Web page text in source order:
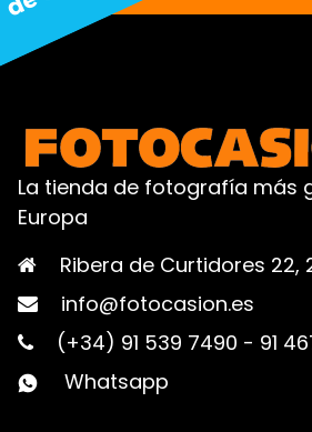
La tienda de fotografía más
Europa
Ribera de Curtidores 22,
info@fotocasion.es
(+34) 91 539 7490 - 91
Whatsapp